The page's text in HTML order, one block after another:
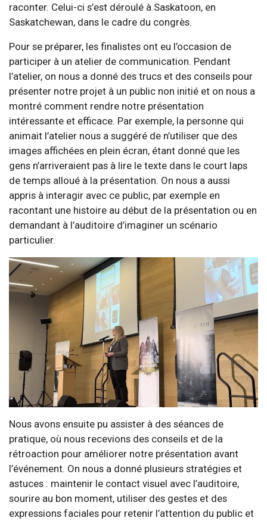
raconter. Celui-ci s’est déroulé à Saskatoon, en
Saskatchewan, dans le cadre du congrès.
Pour se préparer, les finalistes ont eu l’occasion de
participer à un atelier de communication. Pendant
l’atelier, on nous a donné des trucs et des conseils pour
présenter notre projet à un public non initié et on nous a
montré comment rendre notre présentation
intéressante et efficace. Par exemple, la personne qui
animait l’atelier nous a suggéré de n’utiliser que des
images affichées en plein écran, étant donné que les
gens n’arriveraient pas à lire le texte dans le court laps
de temps alloué à la présentation. On nous a aussi
appris à interagir avec ce public, par exemple en
racontant une histoire au début de la présentation ou en
demandant à l’auditoire d’imaginer un scénario
particulier.
Nous avons ensuite pu assister à des séances de
pratique, où nous recevions des conseils et de la
rétroaction pour améliorer notre présentation avant
l’événement. On nous a donné plusieurs stratégies et
astuces : maintenir le contact visuel avec l’auditoire,
sourire au bon moment, utiliser des gestes et des
expressions faciales pour retenir l’attention du public et